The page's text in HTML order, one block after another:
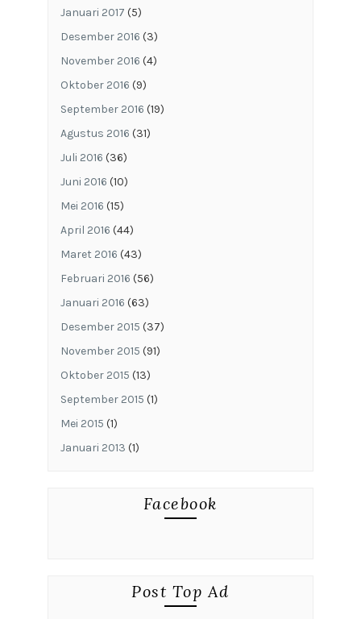
Januari 2017 (5)
Desember 2016 (3)
November 2016 (4)
Oktober 2016 (9)
September 2016 (19)
Agustus 2016 (31)
Juli 2016 (36)
Juni 2016 (10)
Mei 2016 (15)
April 2016 (44)
Maret 2016 (43)
Februari 2016 (56)
Januari 2016 (63)
Desember 2015 (37)
November 2015 (91)
Oktober 2015 (13)
September 2015 (1)
Mei 2015 (1)
Januari 2013 (1)
Facebook
Post Top Ad